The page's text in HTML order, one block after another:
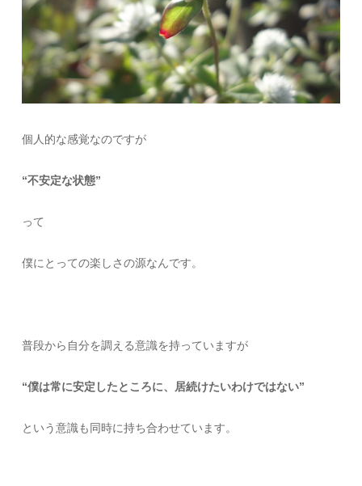
個人的な感覚なのですが
“不安定な状態”
って
僕にとっての楽しさの源なんです。
普段から自分を調える意識を持っていますが
“僕は常に安定したところに、居続けたいわけではない”
という意識も同時に持ち合わせています。